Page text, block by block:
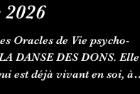
Oracles de Vie psycho-
DANSE DES DONS. Elle
est déjà vivant en soi, à